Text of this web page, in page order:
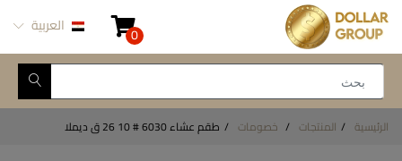
0 العربية
الرئيسية المنتجات خصومات طقم عشاء 6030 # 10 26 ق ديملا